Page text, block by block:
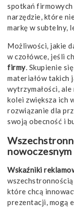
spotkań firmowych
narzędzie, które
markę w subtelny,
Możliwości, jakie
w czołówce, jeśli
firmy. Skupienie
materiałów takich
wytrzymałości,
kolei zwiększa ich
rozwiązanie dla
swoją obecność i
Wskaźniki
które chcą
prezentacji, mogą